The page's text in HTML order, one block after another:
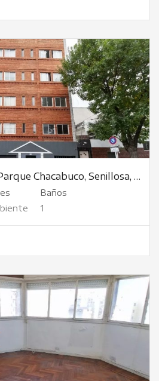
Chacabuco, Senillosa, al 1500
Baños
1